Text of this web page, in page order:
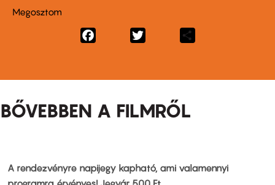
Megosztom
Facebook
BŐVEBBEN A FILMRŐL
A rendezvényre napijegy kapható, ami valamennyi